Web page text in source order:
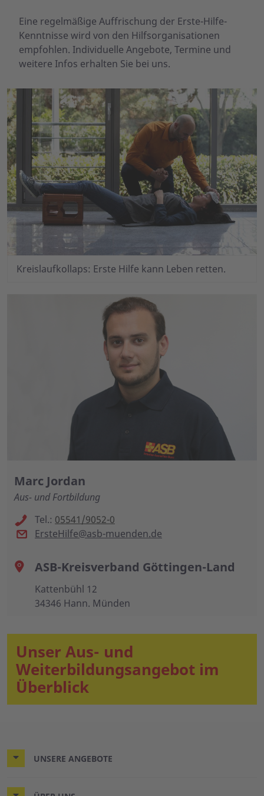
Eine regelmäßige Auffrischung der Erste-Hilfe-
Kenntnisse wird von den Hilfsorganisationen
empfohlen. Individuelle Angebote, Termine und
weitere Infos erhalten Sie bei uns.
Kreislaufkollaps: Erste Hilfe kann Leben retten.
Marc Jordan
Aus- und Fortbildung
Tel.: 05541/9052-0
ErsteHilfe@asb-muenden.de
ASB-Kreisverband Göttingen-Land
Kattenbühl 12
34346 Hann. Münden
Unser Aus- und
Weiterbildungsangebot im
Überblick
UNSERE ANGEBOTE